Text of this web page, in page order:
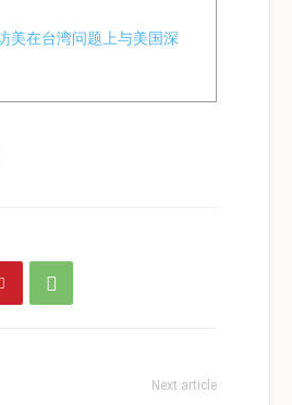
美在台湾问题上与美国深
Next article